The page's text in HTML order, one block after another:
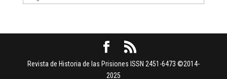
por
Revista de Historia de las Prisiones ISSN 2451-6473 ©2014-
2025